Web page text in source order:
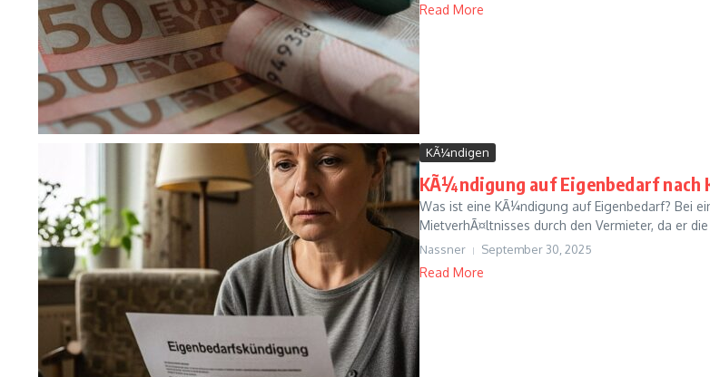
Read More
KÃ¼ndigen
KÃ¼ndigung auf Eigenbedarf
Was ist eine KÃ¼ndigung auf Eigenbedarf? Bei
MietverhÃ¤ltnisses durch den Vermieter, da er
Nassner September 30, 2025
Read More